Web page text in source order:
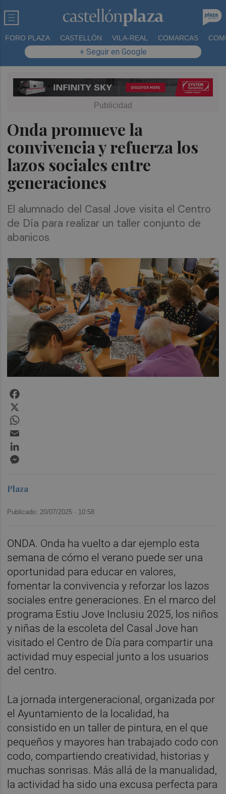
FORO PLAZA CASTELLÓN VILA-REAL COMARCAS
+ Seguir en Google
Onda promueve la
convivencia y refuerza los
lazos sociales entre
generaciones
El alumnado del Casal Jove visita el Centro
de Día para realizar un taller conjunto de
abanicos
Plaza
Publicado: 20/07/2025 · 10:58
ONDA. Onda ha vuelto a dar ejemplo esta
semana de cómo el verano puede ser una
oportunidad para educar en valores,
fomentar la convivencia y reforzar los lazos
sociales entre generaciones. En el marco del
programa Estiu Jove Inclusiu 2025, los niños
y niñas de la escoleta del Casal Jove han
visitado el Centro de Día para compartir una
actividad muy especial junto a los usuarios
del centro.
La jornada intergeneracional, organizada por
el Ayuntamiento de la localidad, ha
consistido en un taller de pintura, en el que
pequeños y mayores han trabajado codo con
codo, compartiendo creatividad, historias y
muchas sonrisas. Más allá de la manualidad,
la actividad ha sido una excusa perfecta para